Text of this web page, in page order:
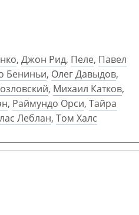
, Джон Рид, Пеле, Павел
Бениньи, Олег Давыдов,
, Михаил Катков,
, Раймундо Орси, Тайра
Леблан, Том Халс